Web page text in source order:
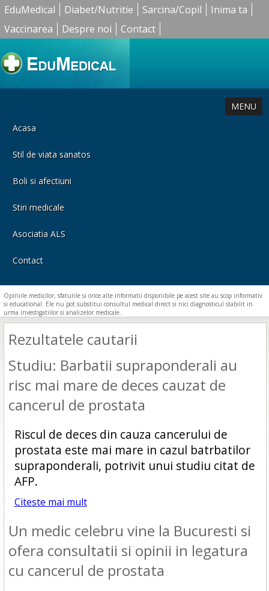
EduMedical Diabet/Nutritie Sarcina/Copil
Inima ta
Vaccinarea
Despre noi Contact
MENU
Acasa
Stil de viata sanatos
Boli si afectiuni
Stiri medicale
Asociatia ALS
Contact
Opiniile medicilor, sfaturile si orice alte informatii disponibile pe acest site au scop informativ
si educational. Ele nu pot substitui consultul medical direct si nici diagnosticul stabilit in
urma investigatiilor si analizelor medicale.
Rezultatele cautarii
Studiu: Barbatii supraponderali au
risc mai mare de deces cauzat de
cancerul de prostata
Riscul de deces din cauza cancerului de
prostata este mai mare in cazul batrbatilor
supraponderali, potrivit unui studiu citat de
AFP.
Citeste mai mult
Un medic celebru vine la Bucuresti si
ofera consultatii si opinii in legatura
cu cancerul de prostata